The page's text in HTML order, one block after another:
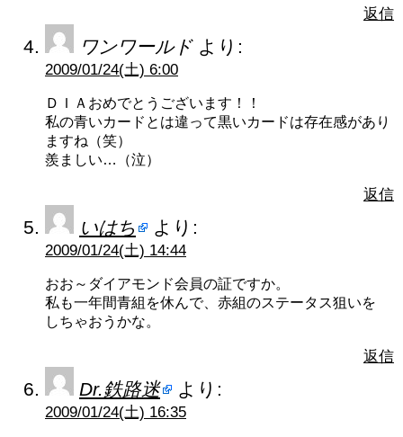
返信
ワンワールド より:
2009/01/24(土) 6:00
ＤＩＡおめでとうございます！！
私の青いカードとは違って黒いカードは存在感があり
ますね（笑）
羨ましい…（泣）
返信
いはち より:
2009/01/24(土) 14:44
おお～ダイアモンド会員の証ですか。
私も一年間青組を休んで、赤組のステータス狙いを
しちゃおうかな。
返信
Dr.鉄路迷 より:
2009/01/24(土) 16:35